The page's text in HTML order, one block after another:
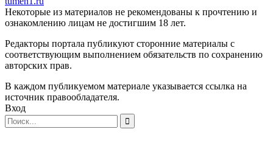
Некоторые из материалов не рекомендованы к прочтению и
ознакомлению лицам не достигшим 18 лет.
Редакторы портала публикуют сторонние материалы с
соответствующим выполнением обязательств по сохранению
авторских прав.
В каждом публикуемом материале указывается ссылка на
источник правообладателя.
Вход